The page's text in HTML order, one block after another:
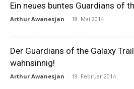
Ein neues buntes Guardians of
Arthur Awanesjan - 18. Mai 2014
Der Guardians of the Galaxy
wahnsinnig!
Arthur Awanesjan - 19. Februar 2014